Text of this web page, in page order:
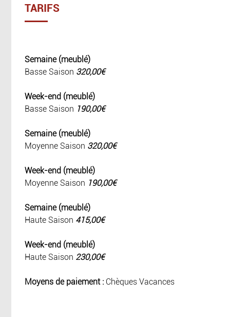
TARIFS
Semaine (meublé)
Basse Saison 320,00€
Week-end (meublé)
Basse Saison 190,00€
Semaine (meublé)
Moyenne Saison 320,00€
Week-end (meublé)
Moyenne Saison 190,00€
Semaine (meublé)
Haute Saison 415,00€
Week-end (meublé)
Haute Saison 230,00€
Moyens de paiement : Chèques Vacances